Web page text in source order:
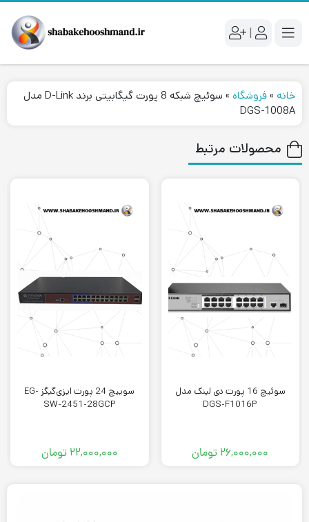
|
خانه »فروشگاه »
سوئیچ شبکه 8 پورت گیگابیتی برند D-Link مدل
DGS-1008A
محصولات مرتبط
سوئیچ 16 پورت دی لینک مدل
DGS-F1016P
۲۶,۰۰۰,۰۰۰ تومان
سوییچ 24 پورت ایزی‌گیگز EG-
SW-2451-28GCP
۲۲,۰۰۰,۰۰۰ تومان